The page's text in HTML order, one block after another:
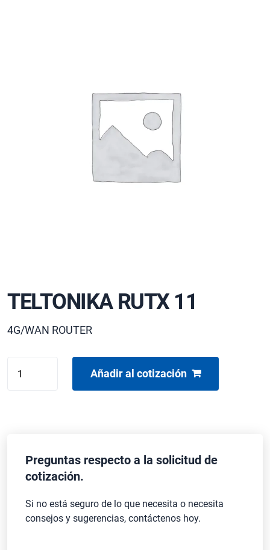
TELTONIKA RUTX 11
4G/WAN ROUTER
RUTX
Añadir al cotización
Preguntas respecto a la solicitud de
cotización.
Si no está seguro de lo que necesita o necesita
consejos y sugerencias, contáctenos hoy.